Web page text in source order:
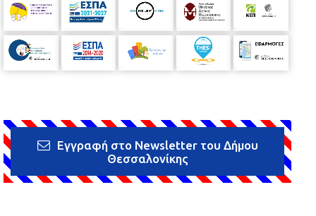
Εγγραφή στο Newsletter του Δήμου
Θεσσαλονίκης